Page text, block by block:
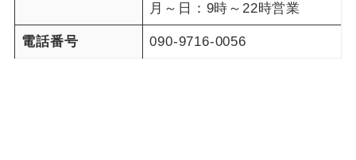
月～日：9時～22時営業
電話番号 090-9716-0056